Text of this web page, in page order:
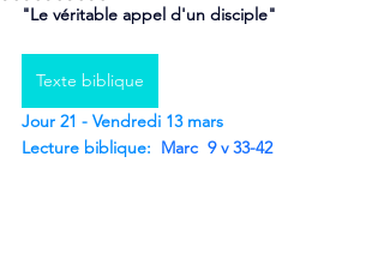
"Le véritable appel d'un disciple"
Texte biblique
Jour 21 - Vendredi 13 mars
Lecture biblique: Marc  9 v 33-42